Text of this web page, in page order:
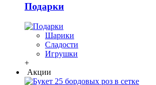
Подарки
Шарики
Сладости
Игрушки
+
Акции